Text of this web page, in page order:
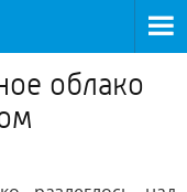
облако